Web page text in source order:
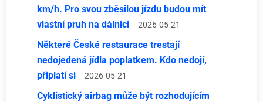
km/h. Pro svou zběsilou jízdu budou mít
vlastní pruh na dálnici – 2026-05-21
Některé České restaurace trestají
nedojedená jídla poplatkem. Kdo nedojí,
připlatí si – 2026-05-21
Cyklistický airbag může být rozhodujícím